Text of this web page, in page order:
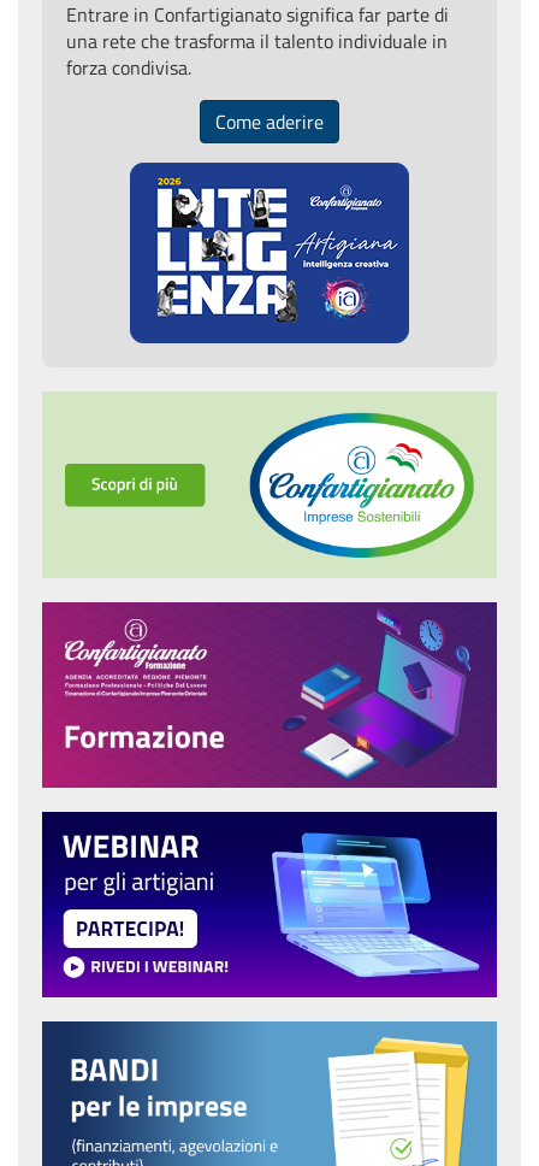
Entrare in Confartigianato significa far parte di
una rete che trasforma il talento individuale in
forza condivisa.
Come aderire